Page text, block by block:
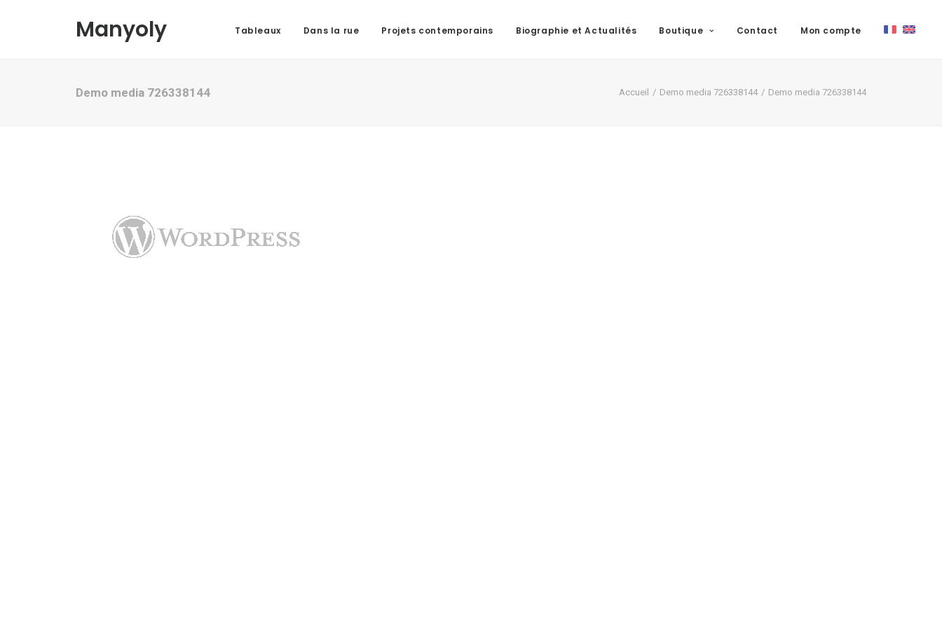
Manyoly Tableaux Dans la rue Projets contemporains Biographie et Actualités Boutique Contact Mon compte
Demo media 726338144 Accueil Demo media 726338144 Demo media 726338144